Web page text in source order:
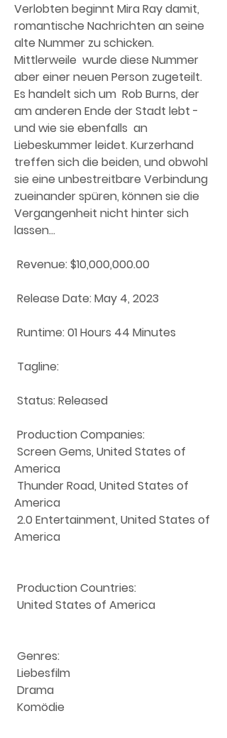
Verlobten beginnt Mira Ray damit,
romantische Nachrichten an seine
alte Nummer zu schicken.
Mittlerweile  wurde diese Nummer
aber einer neuen Person zugeteilt.
Es handelt sich um  Rob Burns, der
am anderen Ende der Stadt lebt -
und wie sie ebenfalls  an
Liebeskummer leidet. Kurzerhand
treffen sich die beiden, und obwohl
sie eine unbestreitbare Verbindung
zueinander spüren, können sie die
Vergangenheit nicht hinter sich
lassen...
Revenue: $10,000,000.00
Release Date: May 4, 2023
Runtime: 01 Hours 44 Minutes
Tagline:
Status: Released
Production Companies:
America
America
America
Production Countries:
United States of America
Genres:
Liebesfilm
Drama
Komödie